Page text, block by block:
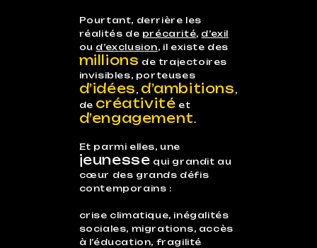
Pourtant, derrière les
réalités de précarité, d’exil
ou d’exclusion, il existe des
millions de trajectoires
invisibles, porteuses
d’idées , d’ambitions ,
de créativité et
d’engagement.
Et parmi elles, une
jeunesse qui grandit au
cœur des grands défis
contemporains :
crise climatique, inégalités
sociales, migrations, accès
à l’éducation, fragilité